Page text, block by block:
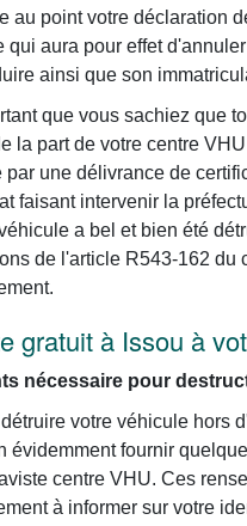
au point votre déclaration
qui aura pour effet
ainsi que son
que vous sachiez que
la part de votre centre
par une délivrance de
faisant intervenir la
a bel et bien été
de l'article R543-162 du
gratuit à Issou à
nécessaire pour
votre véhicule hors
évidemment fournir
centre VHU. Ces
à informer sur votre